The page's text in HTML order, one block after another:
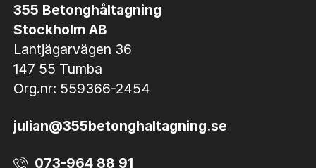
355 Betonghåltagning
Stockholm AB
Lantjägarvägen 36
147 55 Tumba
Org.nr: 559366-2454
julian@355betonghaltagning.se
073-964 88 91